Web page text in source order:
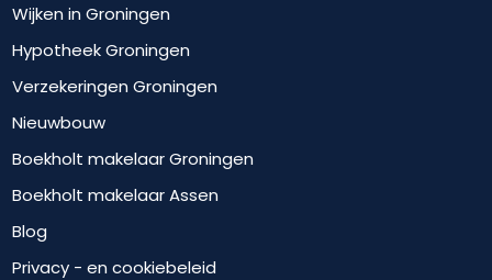
Wijken in Groningen
Hypotheek Groningen
Verzekeringen Groningen
Nieuwbouw
Boekholt makelaar Groningen
Boekholt makelaar Assen
Blog
Privacy - en cookiebeleid